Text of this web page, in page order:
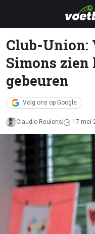
Club-Union:
Simons zien
gebeuren
Volg ons op Google
Claudio Reulens 17 mei